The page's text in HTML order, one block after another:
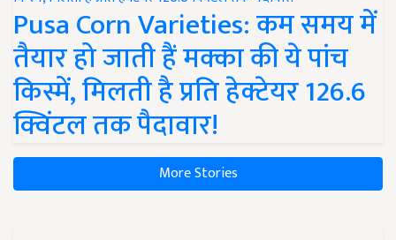
Pusa Corn Varieties: कम समय में
तैयार हो जाती हैं मक्का की ये पांच
किस्में, मिलती है प्रति हेक्टेयर 126.6
क्विंटल तक पैदावार!
More Stories